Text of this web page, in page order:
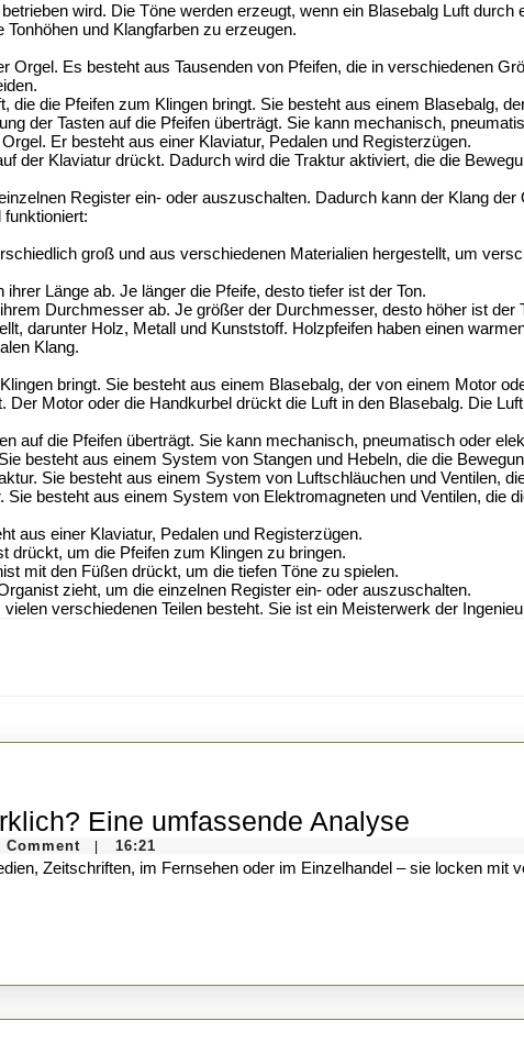
wird. Die Töne werden erzeugt, wenn ein Blasebalg Luft
und Klangfarben zu erzeugen.
Es besteht aus Tausenden von Pfeifen, die in verschiedenen
die die Pfeifen zum Klingen bringt. Sie besteht aus einem Blasebalg,
der Tasten auf die Pfeifen überträgt. Sie kann mechanisch,
Er besteht aus einer Klaviatur, Pedalen und Registerzügen.
der Klaviatur drückt. Dadurch wird die Traktur aktiviert, die die
Register ein- oder auszuschalten. Dadurch kann der Klang der
funktioniert:
groß und aus verschiedenen Materialien hergestellt, um
Länge ab. Je länger die Pfeife, desto tiefer ist der Ton.
Durchmesser ab. Je größer der Durchmesser, desto höher ist der
darunter Holz, Metall und Kunststoff. Holzpfeifen haben einen
Klang.
bringt. Sie besteht aus einem Blasebalg, der von einem Motor
Motor oder die Handkurbel drückt die Luft in den Blasebalg. Die
auf die Pfeifen überträgt. Sie kann mechanisch, pneumatisch oder
besteht aus einem System von Stangen und Hebeln, die die
Sie besteht aus einem System von Luftschläuchen und Ventilen,
besteht aus einem System von Elektromagneten und Ventilen, die
aus einer Klaviatur, Pedalen und Registerzügen.
drückt, um die Pfeifen zum Klingen zu bringen.
mit den Füßen drückt, um die tiefen Töne zu spielen.
zieht, um die einzelnen Register ein- oder auszuschalten.
verschiedenen Teilen besteht. Sie ist ein Meisterwerk der
Eine umfassende Analyse
gewinnt
Analyse
Comment 16:21